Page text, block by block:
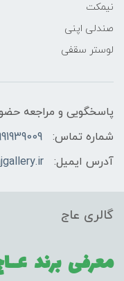
نیمکت
صندلی اپنی
لوستر سقفی
پاسخگویی و مراجعه حضوری: 9:00 الی14:00 و 16:00
شماره تماس:
آدرس ایمیل:
گالری عاج
معرفی برند